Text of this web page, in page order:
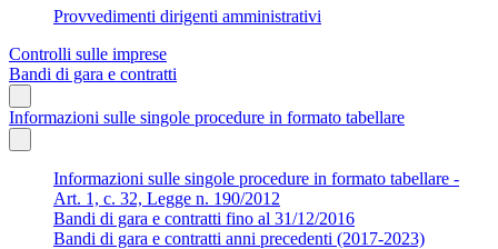
Provvedimenti dirigenti amministrativi
Controlli sulle imprese
Bandi di gara e contratti
Informazioni sulle singole procedure in formato tabellare
Informazioni sulle singole procedure in formato tabellare -
Art. 1, c. 32, Legge n. 190/2012
Bandi di gara e contratti fino al 31/12/2016
Bandi di gara e contratti anni precedenti (2017-2023)